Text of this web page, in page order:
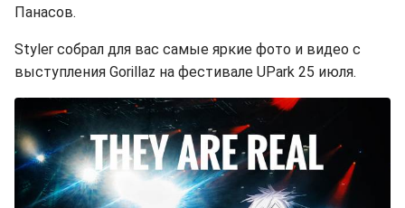
Панасов.
Styler собрал для вас самые яркие фото и видео с
выступления Gorillaz на фестивале UPark 25 июля.